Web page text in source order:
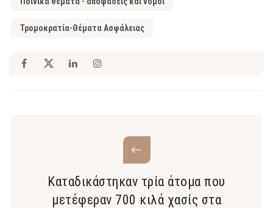
Τρομοκρατία-Θέματα Ασφάλειας
Καταδικάστηκαν τρία άτομα που
μετέφεραν 700 κιλά χασίς στα